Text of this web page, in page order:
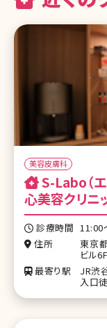
美容皮膚科
心美容クリニ
診療時間 11:00
住所
東京
ビル6F
最寄り駅
JR渋
入口